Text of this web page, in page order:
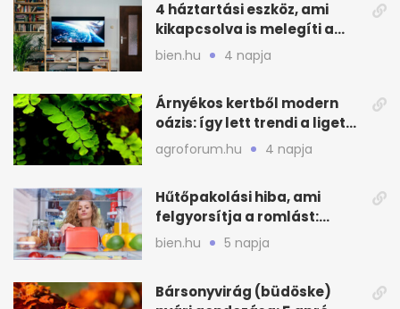
4 háztartási eszköz, ami
kikapcsolva is melegíti a
lakást
bien.hu 4 napja
Árnyékos kertből modern
oázis: így lett trendi a ligetes
zöld
agroforum.hu 4 napja
Hűtőpakolási hiba, ami
felgyorsítja a romlást:
zónákra figyelj
bien.hu 5 napja
Bársonyvirág (büdöske)